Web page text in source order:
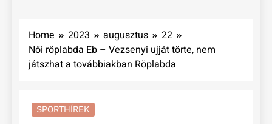
Home 2023 augusztus
22
Női röplabda Eb – Vezsenyi ujját törte, nem
játszhat a továbbiakban Röplabda
SPORTHÍREK